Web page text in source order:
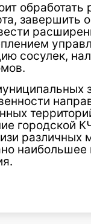
обработать
завершить
сосулек,
городской
различных
наибольшее